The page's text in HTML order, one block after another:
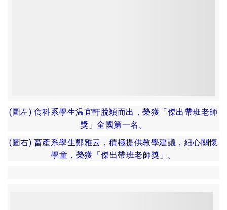
(圖左) 食科系學生温宜軒脫穎而出，榮獲「傑出帶班老師
獎」全國第一名。
(圖右) 畜產系學生鄭雅云，積極提供教學建議，細心關懷
學童，榮獲「傑出帶班老師獎」。